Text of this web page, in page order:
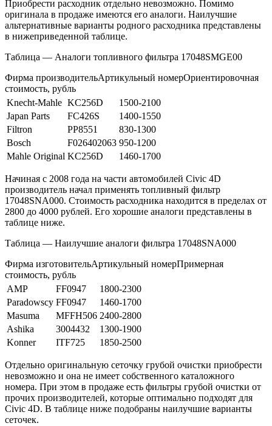
Приобрести расходник отдельно невозможно. Помимо
оригинала в продаже имеются его аналоги. Наилучшие
альтернативные варианты родного расходника представлены
в нижеприведенной таблице.
Таблица — Аналоги топливного фильтра 17048SMGE00
Фирма производительАртикульный номерОриентировочная
стоимость, рубль
Knecht-Mahle KC256D
1500-2100
Japan Parts
FC426S
1400-1550
Filtron
PP8551
830-1300
Bosch
F026402063 950-1200
Mahle Original KC256D 1460-1700
Начиная с 2008 года на части автомобилей Civic 4D
производитель начал применять топливный фильтр
17048SNA000. Стоимость расходника находится в пределах от
2800 до 4000 рублей. Его хорошие аналоги представлены в
таблице ниже.
Таблица — Наилучшие аналоги фильтра 17048SNA000
Фирма изготовительАртикульный номерПримерная
стоимость, рубль
AMP
FF0947
1800-2300
Paradowscy FF0947
1460-1700
Masuma
MFFH506 2400-2800
Ashika
3004432
1300-1900
Konner
ITF725 1850-2500
Отдельно оригинальную сеточку грубой очистки приобрести
невозможно и она не имеет собственного каталожного
номера. При этом в продаже есть фильтры грубой очистки от
прочих производителей, которые оптимально подходят для
Civic 4D. В таблице ниже подобраны наилучшие варианты
сеточек.